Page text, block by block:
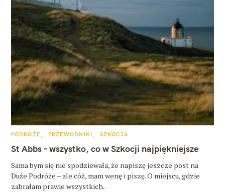
K
T
E
O
R
I
PODRÓŻE PRZEWODNIKI SZKOCJA
St Abbs – wszystko, co w Szkocji najpiękniejsze
Sama bym się nie spodziewała, że napiszę jeszcze post na
Duże Podróże – ale cóż, mam wenę i piszę. O miejscu, gdzie
zabrałam prawie wszystkich..